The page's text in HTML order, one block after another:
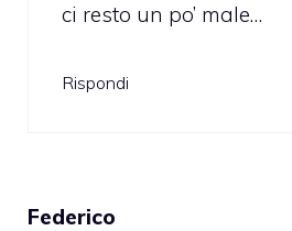
ci resto un po’ male…
Rispondi
Federico